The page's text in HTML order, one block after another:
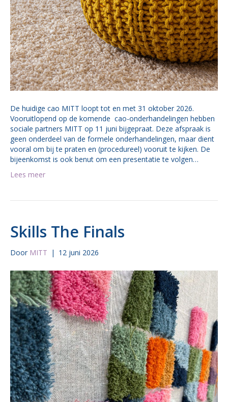
De huidige cao MITT loopt tot en met 31 oktober 2026.
Vooruitlopend op de komende cao-onderhandelingen hebben
sociale partners MITT op 11 juni bijgepraat. Deze afspraak is
geen onderdeel van de formele onderhandelingen, maar dient
vooral om bij te praten en (procedureel) vooruit te kijken. De
bijeenkomst is ook benut om een presentatie te volgen…
Lees meer
Skills The Finals
Door MITT | 12 juni 2026